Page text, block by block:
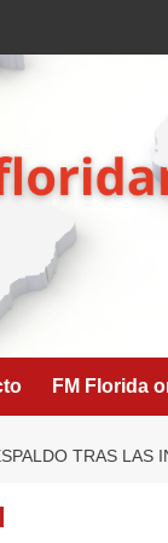
FM Florida
TRAS LAS